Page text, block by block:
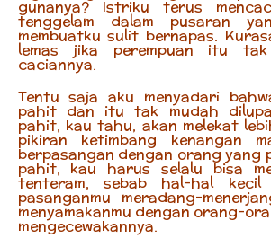
gunanya? Istriku terus
tenggelam dalam pusaran
membuatku sulit bernapas.
lemas jika perempuan itu tak
caciannya.
Tentu saja aku menyadari
pahit dan itu tak mudah
pahit, kau tahu, akan melekat
pikiran ketimbang kenangan
berpasangan dengan orang yang
pahit, kau harus selalu bisa
tenteram, sebab hal-hal kecil
pasanganmu meradang-
menyamakanmu dengan orang-
mengecewakannya.